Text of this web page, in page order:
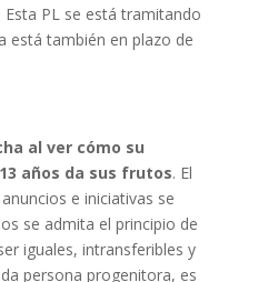
PL se está tramitando
está también en plazo de
al ver cómo su
años da sus frutos. El
e iniciativas se
se admita el principio de
iguales, intransferibles y
persona progenitora, es